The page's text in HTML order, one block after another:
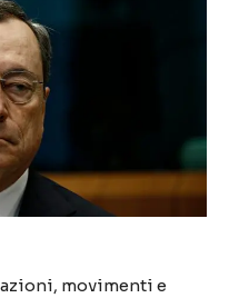
movimenti e